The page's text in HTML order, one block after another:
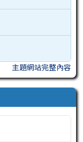
主題網站完整內容